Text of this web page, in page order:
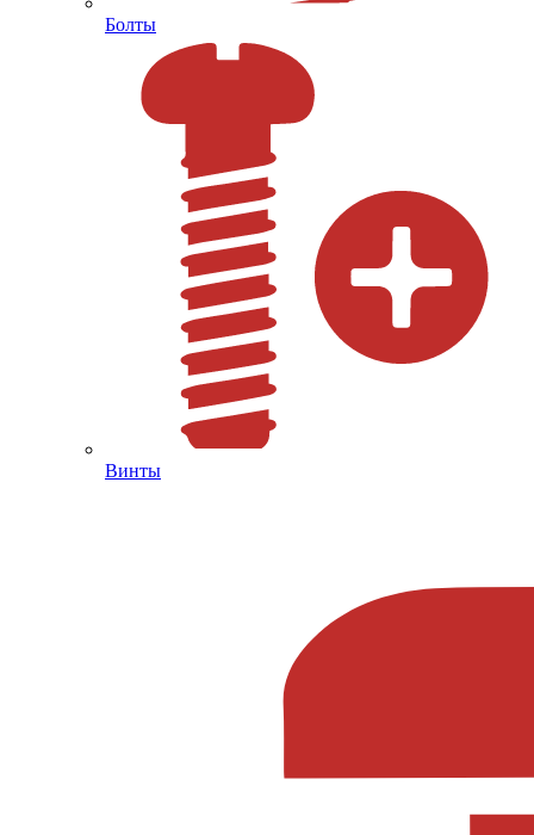
Болты
Винты